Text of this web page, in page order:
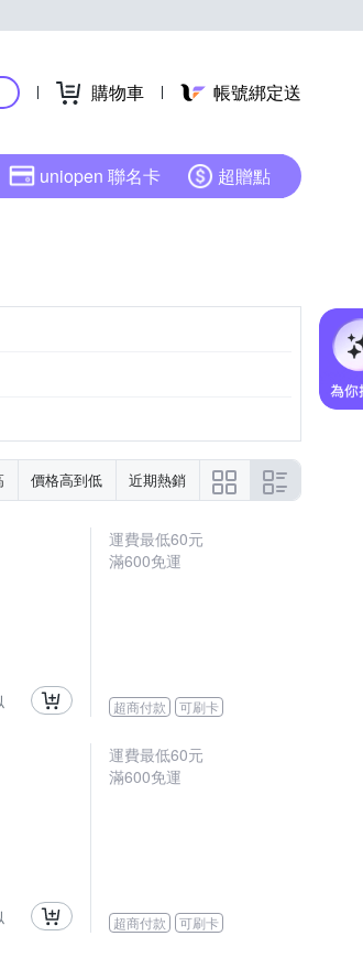
購物車 帳號綁定送
uniopen 聯名卡 超贈點
價格高到低 近期熱銷
運費最低60元
滿600免運
超商付款 可刷卡
運費最低60元
滿600免運
超商付款 可刷卡